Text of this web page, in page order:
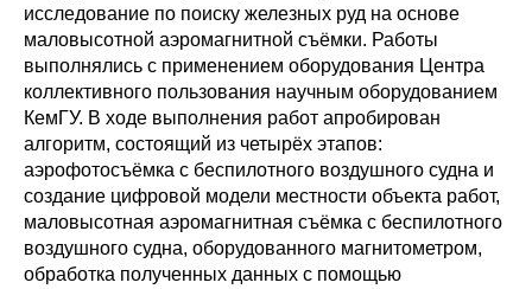
исследование по поиску железных руд на основе
маловысотной аэромагнитной съёмки. Работы
выполнялись с применением оборудования Центра
коллективного пользования научным оборудованием
КемГУ. В ходе выполнения работ апробирован
алгоритм, состоящий из четырёх этапов:
аэрофотосъёмка с беспилотного воздушного судна и
создание цифровой модели местности объекта работ,
маловысотная аэромагнитная съёмка с беспилотного
воздушного судна, оборудованного магнитометром,
обработка полученных данных с помощью